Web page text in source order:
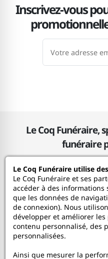
Inscrivez-vous
Le Coq Funéraire,
funéraire
Le Coq Funéraire
Nos services
Mon Compte
Aide
Le Coq Funéraire utilise
Le Coq Funéraire et ses
accéder à des
que les données de
de connexion). Nous
développer et améliorer
contenu personnalisé, des
personnalisées.
Ainsi que mesurer la